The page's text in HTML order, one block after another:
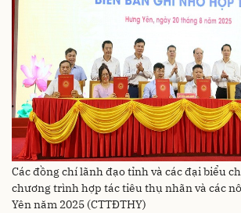
Các đồng chí lãnh đạo tỉnh và các đại biểu
chương trình hợp tác tiêu thụ nhãn và các
Yên năm 2025 (CTTĐTHY)